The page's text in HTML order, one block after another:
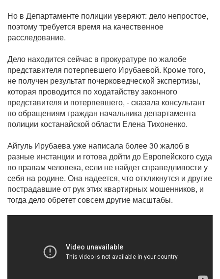
Но в Департаменте полиции уверяют: дело непростое,
поэтому требуется время на качественное
расследование.
Дело находится сейчас в прокуратуре по жалобе
представителя потерпевшего Ирубаевой. Кроме того,
не получен результат почерковедческой экспертизы,
которая проводится по ходатайству законного
представителя и потерпевшего, - сказала консультант
по обращениям граждан начальника департамента
полиции костанайской области Елена Тихоненко.
Айгуль Ирубаева уже написала более 30 жалоб в
разные инстанции и готова дойти до Европейского суда
по правам человека, если не найдет справедливости у
себя на родине. Она надеется, что откликнутся и другие
пострадавшие от рук этих квартирных мошенников, и
тогда дело обретет совсем другие масштабы.